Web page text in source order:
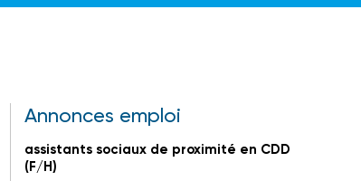
Annonces emploi
assistants sociaux de proximité en CDD
(F/H)